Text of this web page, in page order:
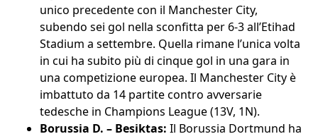
unico precedente con il Manchester City,
subendo sei gol nella sconfitta per 6-3 all’Etihad
Stadium a settembre. Quella rimane l’unica volta
in cui ha subito più di cinque gol in una gara in
una competizione europea. Il Manchester City è
imbattuto da 14 partite contro avversarie
tedesche in Champions League (13V, 1N).
Borussia D. – Besiktas: Il Borussia Dortmund ha